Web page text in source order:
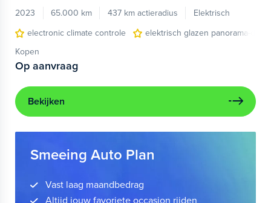
2023
65.000 km 437 km actieradius
Elektrisch
electronic climate controle
elektrisch glazen panorama-dak
Kopen
Op aanvraag
Bekijken
Smeeing Auto Plan
Vast laag maandbedrag